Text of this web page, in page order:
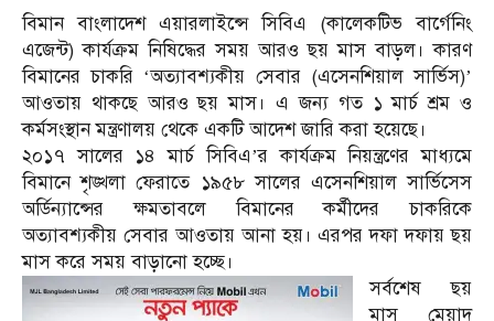
বিমান বাংলাদেশ এয়ারলাইন্সে সিবিএ (কালেকটিভ বার্গেনিং
এজেন্ট) কার্যক্রম নিষিদ্ধের সময় আরও ছয় মাস বাড়ল। কারণ
বিমানের চাকরি ‘অত্যাবশ্যকীয় সেবার (এসেনশিয়াল সার্ভিস)’
আওতায় থাকছে আরও ছয় মাস। এ জন্য গত ১ মার্চ শ্রম ও
কর্মসংস্থান মন্ত্রণালয় থেকে একটি আদেশ জারি করা হয়েছে।
২০১৭ সালের ১৪ মার্চ সিবিএ’র কার্যক্রম নিয়ন্ত্রণের মাধ্যমে
বিমানে শৃঙ্খলা ফেরাতে ১৯৫৮ সালের এসেনশিয়াল সার্ভিসেস
অর্ডিন্যান্সের ক্ষমতাবলে বিমানের কর্মীদের চাকরিকে
অত্যাবশ্যকীয় সেবার আওতায় আনা হয়। এরপর দফা দফায় ছয়
মাস করে সময় বাড়ানো হচ্ছে।
সর্বশেষ ছয়
মাস মেয়াদ